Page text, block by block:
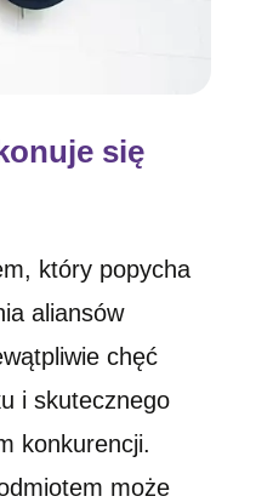
się
który popycha
aliansów
chęć
i skutecznego
konkurencji.
może